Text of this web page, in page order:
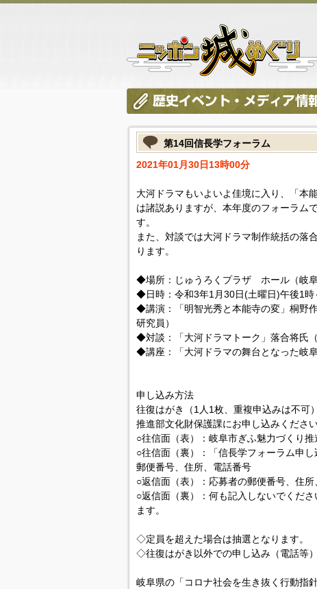
第14回信長学フォーラム
2021年01月30日13時00分
大河ドラマもいよいよ佳境に入り、「本
は諸説ありますが、本年度のフォーラム
す。
また、対談では大河ドラマ制作統括の落
ります。
◆場所：じゅうろくプラザ ホール（岐阜
◆日時：令和3年1月30日(土曜日)午後1時
◆講演：「明智光秀と本能寺の変」桐野
研究員）
◆対談：「大河ドラマトーク」落合将氏
◆講座：「大河ドラマの舞台となった岐
申し込み方法
往復はがき（1人1枚、重複申込みは不可
推進部文化財保護課にお申し込みください
○往信面（表）：岐阜市ぎふ魅力づくり
○往信面（裏）：「信長学フォーラム申
郵便番号、住所、電話番号
○返信面（表）：応募者の郵便番号、住所
○返信面（裏）：何も記入しないでくだ
ます。
◇定員を超えた場合は抽選となります。
◇往復はがき以外での申し込み（電話等
岐阜県の「コロナ社会を生き抜く行動指